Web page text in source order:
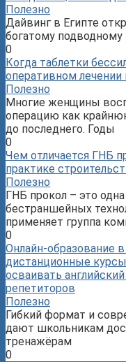
Полезно
Дайвинг в Египте
богатому
0
Когда таблетки
оперативном лечении
Полезно
Многие женщины
операцию как
до последнего. Годы
0
Чем отличается ГНБ
практике
Полезно
ГНБ прокол – это
бестраншейных
применяет группа
0
Онлайн-образование
дистанционные
осваивать
репетиторов
Полезно
Гибкий формат и
дают школьникам
тренажёрам
0